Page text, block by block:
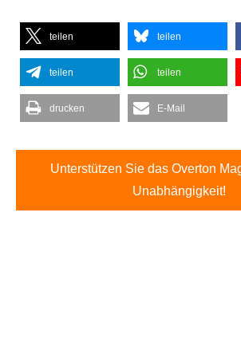
teilen teilen
teilen teilen
drucken E-Mail
Unterstützen Sie das Overton
Unabhängigkeit!